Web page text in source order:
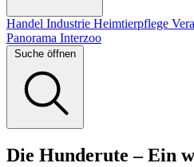
Handel Industrie Heimtierpflege
Panorama Interzoo
Suche öffnen
Die Hunderute – Ein